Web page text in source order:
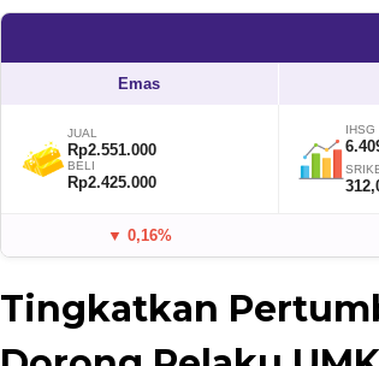
Emas
JUAL
Rp2.551.000
BELI
Rp2.425.000
IHSG
▼ 0,16%
Tingkatkan